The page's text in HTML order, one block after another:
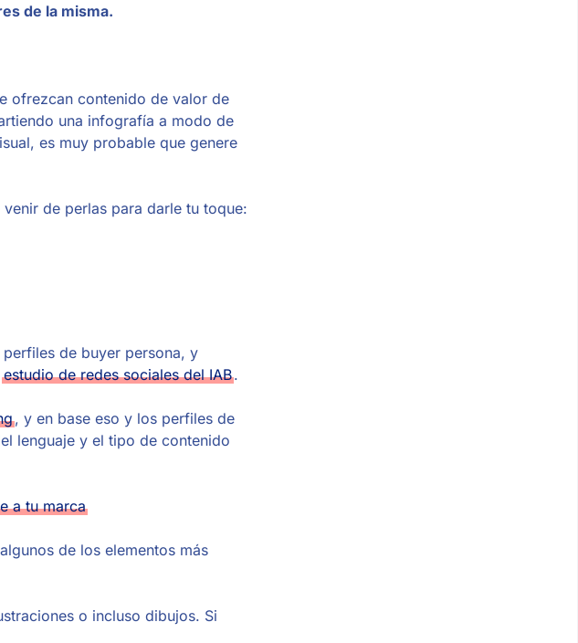
de la misma.
ofrezcan contenido de valor de
una infografía a modo de
es muy probable que genere
de perlas para darle tu toque:
perfiles de buyer persona, y
estudio de redes sociales del IAB.
, y en base eso y los perfiles de
lenguaje y el tipo de contenido
a tu marca
de los elementos más
o incluso dibujos. Si